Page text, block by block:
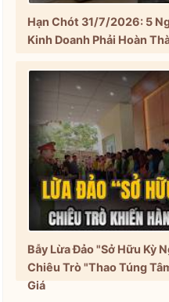
Hạn Chót 31/7/2026: 5
Kinh Doanh Phải Hoàn
Bẫy Lừa Đảo "Sở Hữu Kỳ
Chiêu Trò "Thao Túng
Giá